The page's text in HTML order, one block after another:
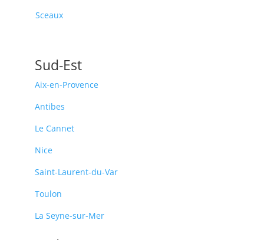
Sceaux
Sud-Est
Aix-en-Provence
Antibes
Le Cannet
Nice
Saint-Laurent-du-Var
Toulon
La Seyne-sur-Mer